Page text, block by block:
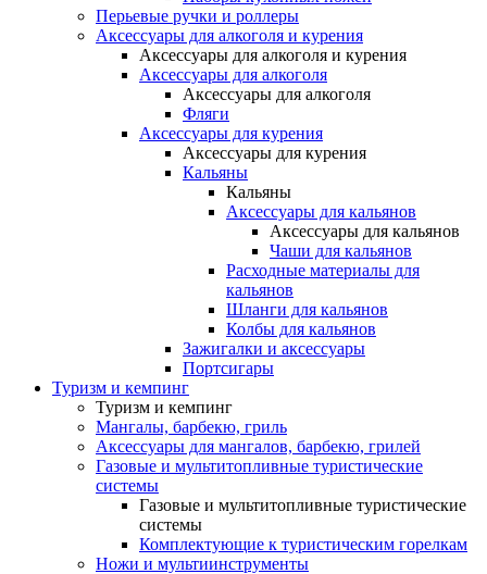
Перьевые ручки и роллеры
Аксессуары для алкоголя и курения
Аксессуары для алкоголя и курения
Аксессуары для алкоголя
Аксессуары для алкоголя
Фляги
Аксессуары для курения
Аксессуары для курения
Кальяны
Кальяны
Аксессуары для кальянов
Аксессуары для кальянов
Чаши для кальянов
Расходные материалы для
кальянов
Шланги для кальянов
Колбы для кальянов
Зажигалки и аксессуары
Портсигары
Туризм и кемпинг
Туризм и кемпинг
Мангалы, барбекю, гриль
Аксессуары для мангалов, барбекю, грилей
Газовые и мультитопливные туристические
системы
Газовые и мультитопливные туристические
системы
Комплектующие к туристическим горелкам
Ножи и мультиинструменты